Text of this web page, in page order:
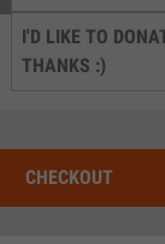
I'D LIKE TO
THANKS :)
CHECKOUT